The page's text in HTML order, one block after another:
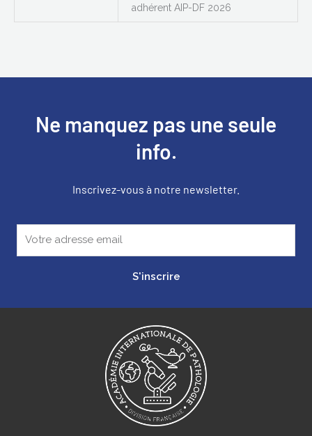
adhérent AIP-DF 2026
Ne manquez pas une seule
info.
Inscrivez-vous à notre newsletter.
S'inscrire